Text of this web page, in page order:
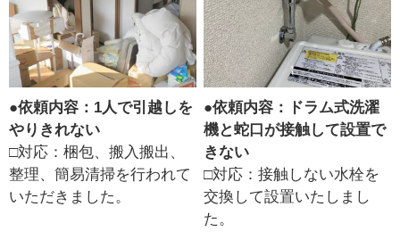
●依頼内容：1人で引越しを
やりきれない
□対応：梱包、搬入搬出、
整理、簡易清掃を行われて
いただきました。
●依頼内容：ドラム式洗濯
機と蛇口が接触して設置で
きない
□対応：接触しない水栓を
交換して設置いたしまし
た。